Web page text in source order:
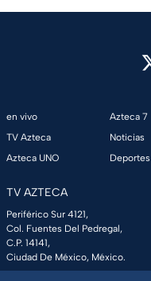
en vivo
TV Azteca
Azteca UNO
Azteca 7
Noticias
Deportes
TV AZTECA
Periférico Sur 4121,
Col. Fuentes Del Pedregal,
C.P. 14141,
Ciudad De México, México.